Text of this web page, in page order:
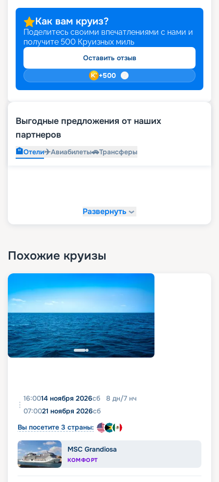
сайте. Здесь же можно ознакомиться с
подробными отзывами клиентов, посмотреть
фото. Спешим напомнить, что самый популярный
месяц для круиза в 2026 - 2027 годах – июль,
бронировать места лучше заранее.
Как вам круиз?
Поделитесь своими впечатлениями с нами и
получите 500 Круизных миль
Оставить отзыв
+500
Выгодные предложения от наших
партнеров
🏨Отели✈️Авиабилеты🚗Трансферы
Развернуть
Похожие круизы
16:0014 ноября 2026сб 8 дн/7 нч
07:0021 ноября 2026сб
Вы посетите 3 страны:
MSC Grandiosa
КОМФОРТ